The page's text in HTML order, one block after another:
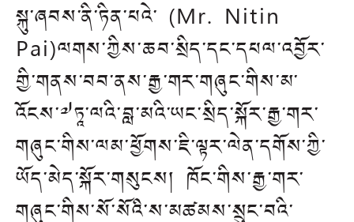
སྐུ་ཞབས་ནི་ཏིན་པའེ་ (Mr. Nitin
Pai)ལགས་ཀྱིས་ཆབ་སྲིད་དང་དཔལ་འབྱོར་
གྱི་གནས་བབ་ནས་རྒྱ་གར་གཞུང་གིས་མ་
འོངས་༧ཏཱ་ལའི་བླ་མའི་ཡང་སྲིད་སྐོར་རྒྱ་གར་
གཞུང་གིས་ལམ་ཕྱོགས་ཇི་ལྟར་ལེན་དགོས་ཀྱི་
ཡོད་མེད་སྐོར་གསུངས། ཁོང་གིས་རྒྱ་གར་
གཞུང་གིས་སོ་སོའི་ས་མཚམས་སྲུང་བའི་